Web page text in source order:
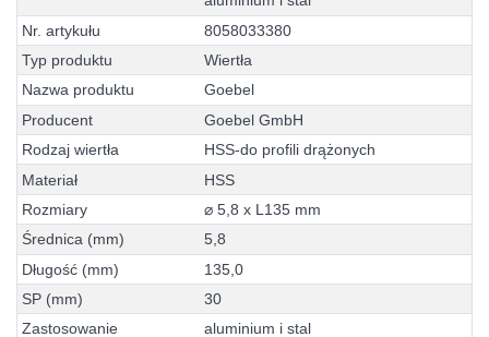
Nr. artykułu 8058033380
Typ produktu Wiertła
Nazwa produktu Goebel
Producent Goebel GmbH
Rodzaj wiertła HSS-do profili drążonych
Materiał HSS
Rozmiary ⌀ 5, 8 x L 135 mm
Średnica (mm) 5,8
Długość (mm) 135, 0
SP (mm) 30
Zastosowanie aluminium i stal